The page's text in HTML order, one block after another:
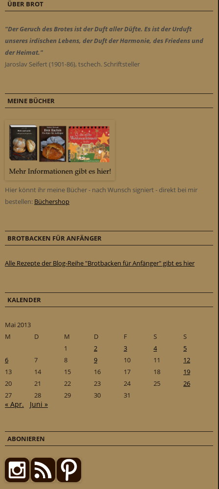
ÜBER BROT
"Der Geruch des Brotes ist der Duft aller Düfte. Es ist der Urduft
unseres irdischen Lebens, der Duft der Harmonie, des Friedens und
der Heimat."
Jaroslav Seifert (1901-86), tschech. Schriftsteller
MEINE BÜCHER
Hier könnt ihr meine Bücher - nach Wunsch signiert - direkt bei mir
bestellen: Büchershop
BROTBACKEN FÜR ANFÄNGER
Alle Rezepte der Blog-Reihe "Brotbacken für Anfänger" gibt es hier
KALENDER
Mai 2013
M
D M D F S
S
1
2 3 4
5
6
7 8 9 10 11
12
13
14 15 16 17 18
19
20
21 22 23 24 25
26
27
28 29 30 31
« Apr. Juni »
ABONIEREN